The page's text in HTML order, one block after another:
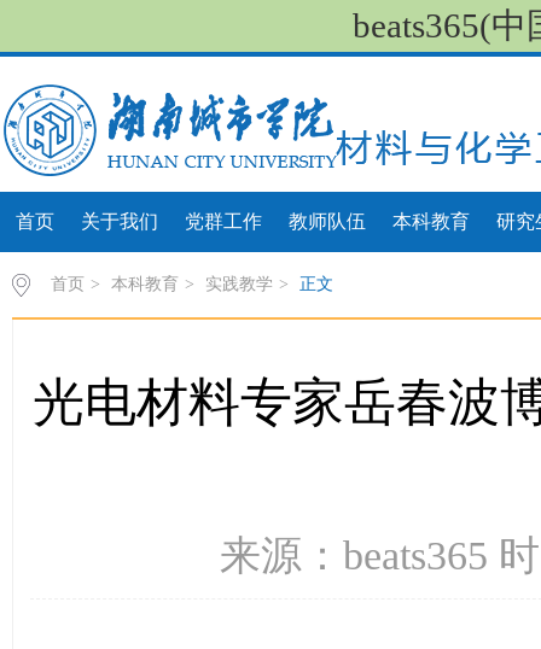
beats365(
首页 关于我们 党群工作 教师队伍 本科教育 研究
首页 > 本科教育 > 实践教学 > 正文
光电材料专家岳春波
来源：beats365